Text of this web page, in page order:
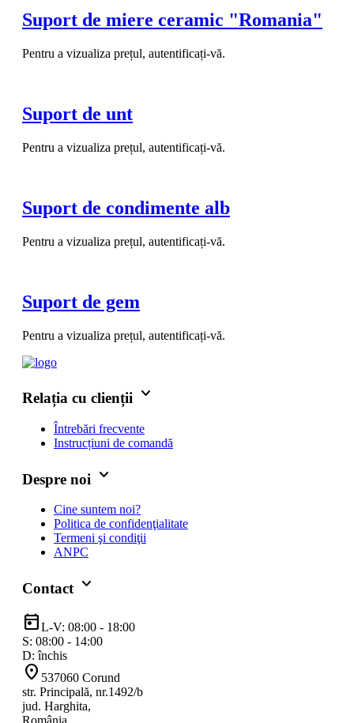
Suport de miere ceramic "Romania"
Pentru a vizualiza prețul, autentificați-vă.
Suport de unt
Pentru a vizualiza prețul, autentificați-vă.
Suport de condimente alb
Pentru a vizualiza prețul, autentificați-vă.
Suport de gem
Pentru a vizualiza prețul, autentificați-vă.
Relația cu clienții keyboard_arrow_down
Întrebări frecvente
Instrucțiuni de comandă
Despre noi keyboard_arrow_down
Cine suntem noi?
Politica de confidenţialitate
Termeni şi condiţii
ANPC
Contact keyboard_arrow_down
todayL-V: 08:00 - 18:00
S: 08:00 - 14:00
D: închis
location_on 537060 Corund
str. Principală, nr.1492/b
jud. Harghita,
România